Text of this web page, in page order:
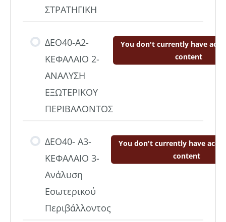
ΣΤΡΑΤΗΓΙΚΗ
ΔΕΟ40-Α2-
ΚΕΦΑΛΑΙΟ 2-
ΑΝΑΛΥΣΗ
ΕΞΩΤΕΡΙΚΟΥ
ΠΕΡΙΒΑΛΟΝΤΟΣ
You don't currently have
content
ΔΕΟ40- Α3-
ΚΕΦΑΛΑΙΟ 3-
Ανάλυση
Εσωτερικού
Περιβάλλοντος
You don't currently have
content